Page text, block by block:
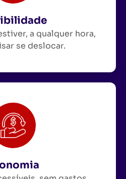
a qualquer hora,
se deslocar.